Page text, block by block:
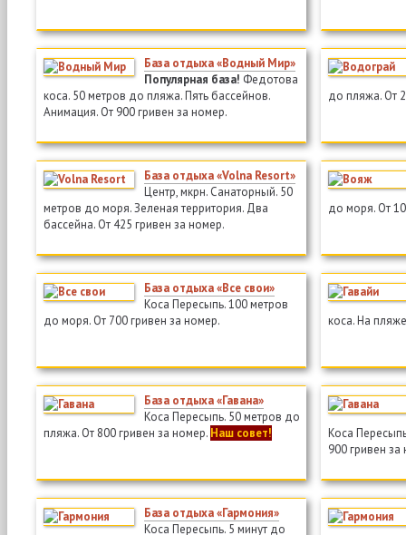
База отдыха «Водный Мир»
Популярная база! Федотова
коса. 50 метров до пляжа. Пять бассейнов.
Анимация. От 900 гривен за номер.
до пляжа. От
База отдыха «Volna Resort»
Центр, мкрн. Санаторный. 50
метров до моря. Зеленая территория. Два
бассейна. От 425 гривен за номер.
до моря. От
База отдыха «Все свои»
Коса Пересыпь. 100 метров
до моря. От 700 гривен за номер.
коса. На
База отдыха «Гавана»
Коса Пересыпь. 50 метров до
пляжа. От 800 гривен за номер. Наш совет!
Коса
900 гривен за
База отдыха «Гармония»
Коса Пересыпь. 5 минут до